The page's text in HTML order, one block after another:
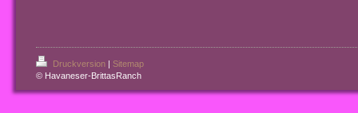
Druckversion | Sitemap
© Havaneser-BrittasRanch